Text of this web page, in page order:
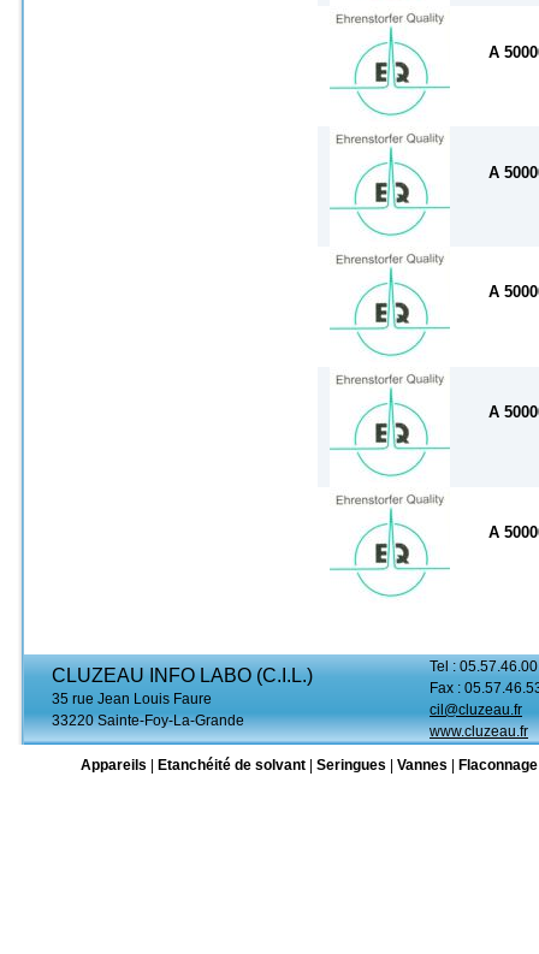
A
A
A
A
A
CLUZEAU INFO LABO (C.I.L.)
35 rue Jean Louis Faure
33220 Sainte-Foy-La-Grande
Tel :
Fax :
cil@cluzeau.fr
www.cluzeau.fr
Appareils
Etanchéité de solvant Seringues Vannes Flaconnage